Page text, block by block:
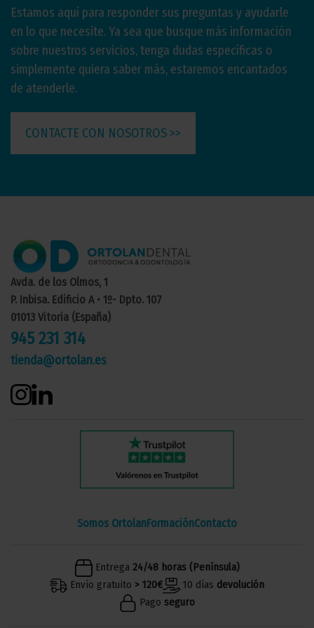
Estamos aquí para responder sus preguntas y ayudarle
en lo que necesite. Ya sea que busque más información
sobre nuestros servicios, tenga dudas específicas o
simplemente quiera saber más, estaremos encantados
de atenderle.
CONTACTE CON NOSOTROS >>
Avda. de los Olmos, 1
P. Inbisa. Edificio A • 1º- Dpto. 107
01013 Vitoria (España)
945 231 314
tienda@ortolan.es
Somos OrtolanFormaciónContacto
Entrega 24/48 horas (Península)
Envío gratuito > 120€ 10 días devolución
Pago seguro